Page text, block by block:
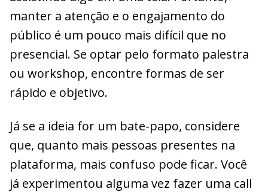
manter a atenção e o engajamento do
público é um pouco mais difícil que no
presencial. Se optar pelo formato palestra
ou workshop, encontre formas de ser
rápido e objetivo.
Já se a ideia for um bate-papo, considere
que, quanto mais pessoas presentes na
plataforma, mais confuso pode ficar. Você
já experimentou alguma vez fazer uma call